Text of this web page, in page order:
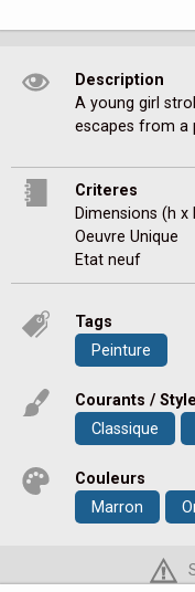
Description
A young girl
escapes from a
Criteres
Dimensions (h
Oeuvre Unique
Etat neuf
Tags
Peinture
Courants /
Classique
Couleurs
Marron